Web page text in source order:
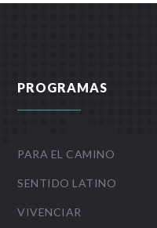
PROGRAMAS
PARA EL CAMINO
SENTIDO LATINO
VIVENCIAR